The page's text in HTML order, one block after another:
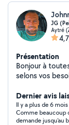
JG
Aytré
Présentation
Bonjour à
selons vos
de haie .Pour
contactez moi
Dernier avis
Il y a plus de 6 mois
Comme beaucoup
demande jusqu'au